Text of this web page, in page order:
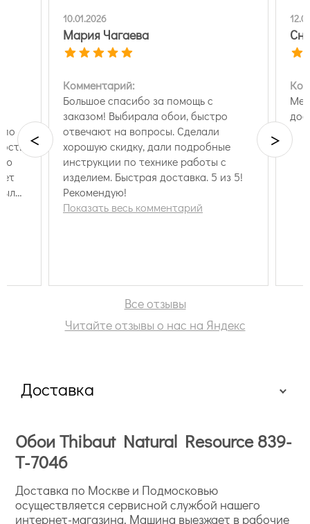
по
10.01.2026
Мария Чагаева
Комментарий:
Большое спасибо за помощь с
заказом! Выбирала обои, быстро
отвечают на вопросы. Сделали
хорошую скидку, дали подробные
инструкции по технике работы с
изделием. Быстрая доставка. 5 из 5!
Рекомендую!
Показать весь комментарий
< >
Все отзывы
Читайте отзывы о нас на Яндекс
Доставка
Обои Thibaut Natural Resource 839-
T-7046
Доставка по Москве и Подмосковью
осуществляется сервисной службой нашего
интернет-магазина. Машина выезжает в рабочие